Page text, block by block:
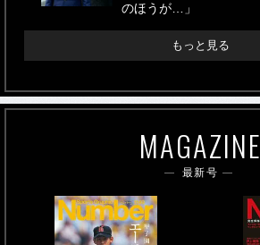
のほうが…」
もっと見る
MAGAZINE
最新号